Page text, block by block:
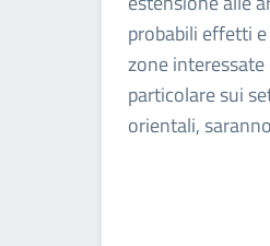
probabili effetti
zone
particolare sui
orientali,